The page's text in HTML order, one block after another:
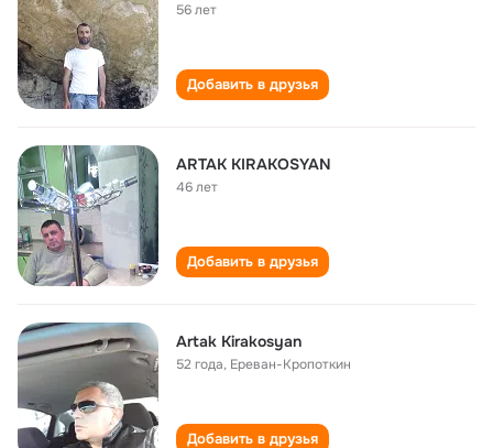
56 лет
Добавить в друзья
ARTAK KIRAKOSYAN
46 лет
Добавить в друзья
Artak Kirakosyan
52 года, Ереван-Кропоткин
Добавить в друзья